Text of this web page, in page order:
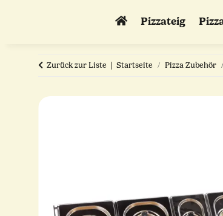
Pizzateig
Zurück zur Liste Startseite Pizza Zubehör